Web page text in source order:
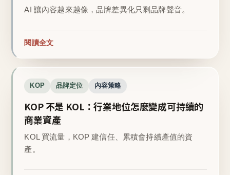
AI 讓內容越來越像，品牌差異化只剩品牌聲音。
閱讀全文
KOP 品牌定位 內容策略
KOP 不是 KOL：行業地位怎麼變成可持續的
商業資產
KOL 買流量，KOP 建信任、累積會持續產值的資
產。